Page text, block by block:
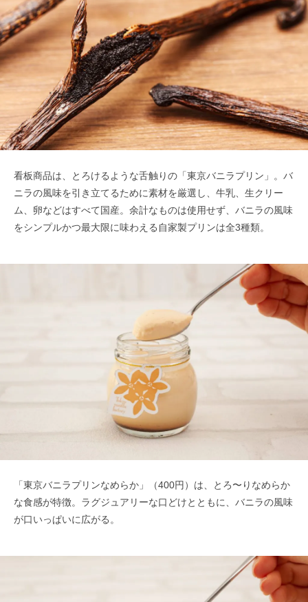
看板商品は、とろけるような舌触りの「東京バニラプリン」。バ
ニラの風味を引き立てるために素材を厳選し、牛乳、生クリー
ム、卵などはすべて国産。余計なものは使用せず、バニラの風味
をシンプルかつ最大限に味わえる自家製プリンは全3種類。
「東京バニラプリンなめらか」（400円）は、とろ〜りなめらか
な食感が特徴。ラグジュアリーな口どけとともに、バニラの風味
が口いっぱいに広がる。